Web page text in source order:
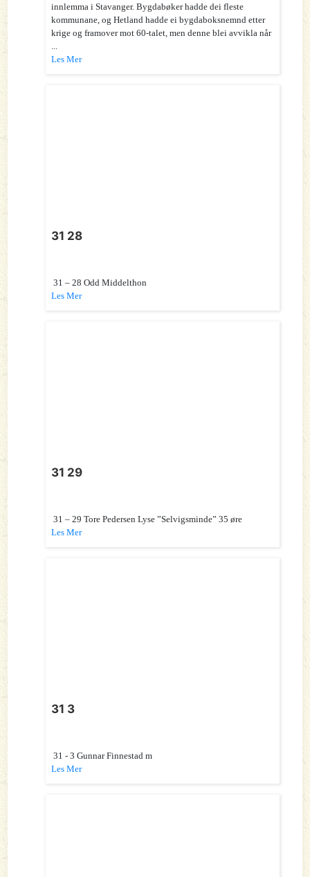
innlemma i Stavanger. Bygdabøker hadde dei fleste
kommunane, og Hetland hadde ei bygdaboksnemnd etter
krige og framover mot 60-talet, men denne blei avvikla når
Les Mer
31 28
31 – 28 Odd Middelthon
Les Mer
31 29
31 – 29 Tore Pedersen Lyse ”Selvigsminde” 35 øre
Les Mer
31 3
31 - 3 Gunnar Finnestad m
Les Mer